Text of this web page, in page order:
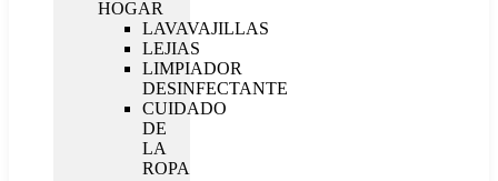
HOGAR
LAVAVAJILLAS
LEJIAS
LIMPIADOR
DESINFECTANTE
CUIDADO
DE
LA
ROPA